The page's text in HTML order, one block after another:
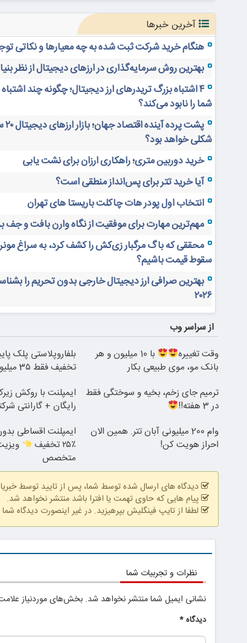
آخرین خبرها
هنگام خرید شرکت ثبت شده به چه معیارها و نکاتی
بهترین روش سرمایه‌گذاری در ارزهای دیجیتال از نظر
۴ اشتباه بزرگ تریدرهای ارز دیجیتال؛ چگونه چند
شما را نابود می‌کند؟
شکلی خواهد بود؟
خرید دوربین متری؛ راهکاری ارزان برای نشت یابی
آیا خرید تتر برای پس‌انداز منطقی است؟
انتخاب اول پودر هات چاکلت باریستا های تهران
مهم‌ترین مهارت برای موفقیت از نگاه وارن بافت و
محققی که باگ مرگبار زی‌کش را کشف کرد، به سراغ
سقوط قیمت باشیم؟
بهترین صرافی ارز دیجیتال خارجی بدون تحریم را
۲۰۲۶
از سراسر وب
وقت تغییره
با 10 میلیون و هر
بانک مو، موی طبیعی بکار
تخفیف فقط 3۵ میلیون
ترمیم جای زخم، بخیه و سوختگی فقط
در 3 هفته!!
ایمپلنت با روکش
رایگان + گارانتی
وام 200 میلیونی آبان تتر. همین الان
احراز هویت کن!
ایمپلنت اقساطی
٪۲۵ تخفیف
متخصص
دیدگاه های ارسال شده توسط شما، پس از تایید توسط
پیام هایی که حاوی تهمت یا افترا باشد منتشر نخواهد شد.
لطفا از تایپ فینگلیش بپرهیزید. در غیر اینصورت دیدگاه
نظرات و تجربیات شما
نشانی ایمیل شما منتشر نخواهد شد. بخش‌های موردنیاز
دیدگاه*